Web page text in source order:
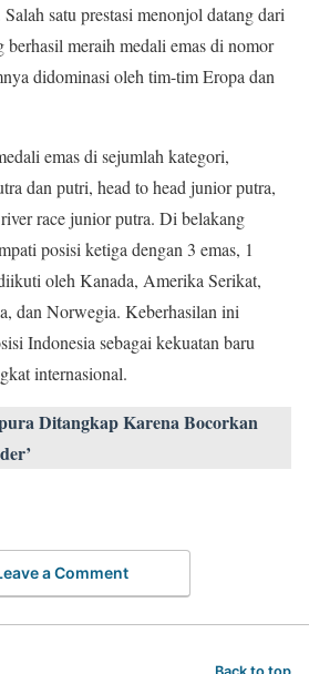
satu prestasi menonjol datang dari
meraih medali emas di nomor
didominasi oleh tim-tim Eropa dan
emas di sejumlah kategori,
dan putri, head to head junior putra,
race junior putra. Di belakang
posisi ketiga dengan 3 emas, 1
oleh Kanada, Amerika Serikat,
dan Norwegia. Keberhasilan ini
Indonesia sebagai kekuatan baru
internasional.
Ditangkap Karena Bocorkan
a Comment